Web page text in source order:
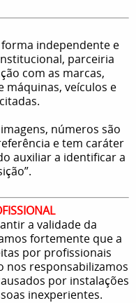
independente e
parceiria
com as marcas,
veículos e
números são
e tem caráter
auxiliar a identificar a
a validade da
fortemente que a
por profissionais
nos responsabilizamos
por instalações
inexperientes.